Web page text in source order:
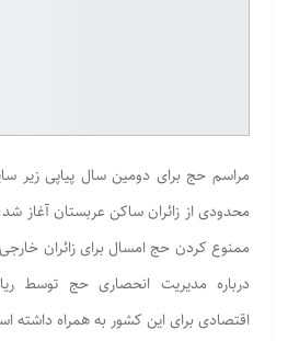
مراسم حج برای دومین سال پیاپی زیر
محدودی از زائران ساکن عربستان آغاز
ممنوع کردن حج امسال برای زائران خارجی
درباره مدیریت انحصاری حج توسط
اقتصادی برای این کشور به همراه داشته